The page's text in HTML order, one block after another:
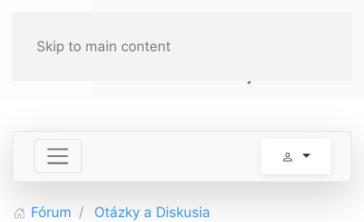
Skip to main content
Fórum
Otázky a Diskusia